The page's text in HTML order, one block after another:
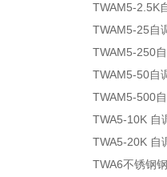
TWAM5-2.5K
TWAM5-25自
TWAM5-250
TWAM5-50自
TWAM5-500
TWA5-10K 自
TWA5-20K 自
TWA6不锈钢钢